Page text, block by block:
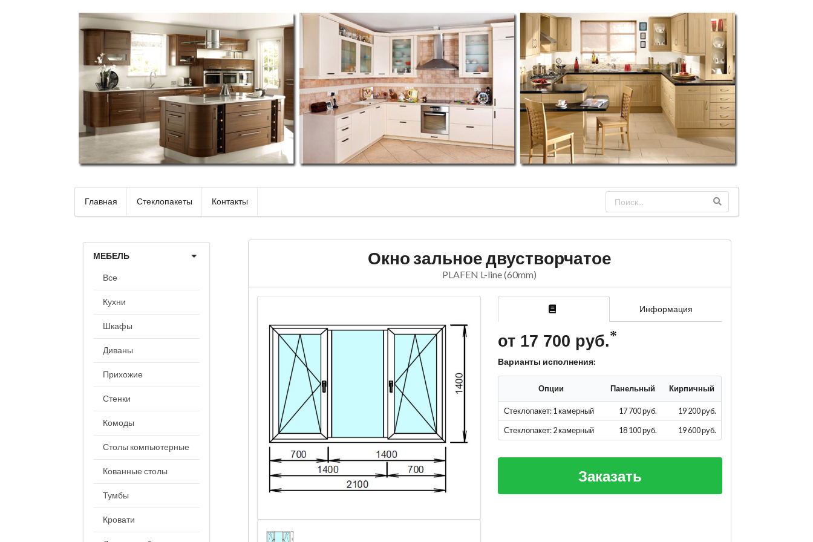
Главная Стеклопакеты Контакты
МЕБЕЛЬ
Все
Кухни
Шкафы
Диваны
Прихожие
Стенки
Комоды
Столы компьютерные
Кованные столы
Тумбы
Кровати
Окно зальное двустворчатое
PLAFEN L-line (60mm)
Информация
от 17 700 руб.
Варианты исполнения:
Опции Панельный Кирпичный
Стеклопакет: 1 камерный 17 700 руб. 19 200 руб.
Стеклопакет: 2 камерный 18 100 руб. 19 600 руб.
Заказать